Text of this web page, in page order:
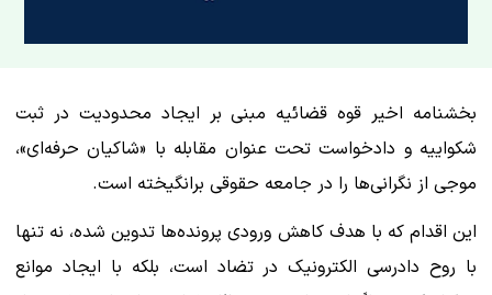
بخشنامه اخیر قوه قضائیه مبنی بر ایجاد محدودیت در ثبت
شکواییه و دادخواست تحت عنوان مقابله با «شاکیان حرفه‌ای»،
موجی از نگرانی‌ها را در جامعه حقوقی برانگیخته است.
این اقدام که با هدف کاهش ورودی پرونده‌ها تدوین شده، نه تنها
با روح دادرسی الکترونیک در تضاد است، بلکه با ایجاد موانع